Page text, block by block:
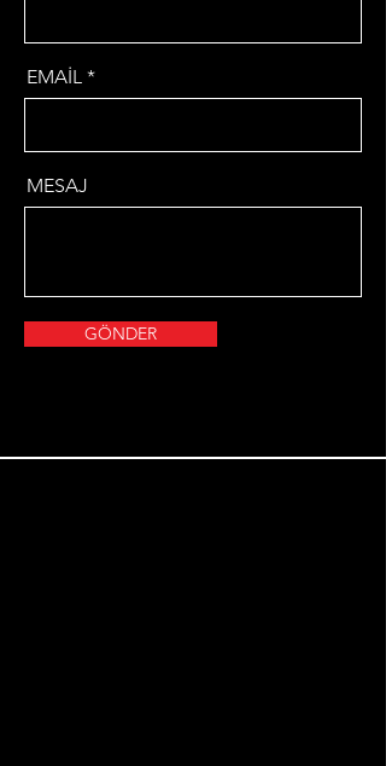
EMAİL
MESAJ
GÖNDER